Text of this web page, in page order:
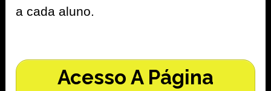
a cada aluno.
Acesso A Página